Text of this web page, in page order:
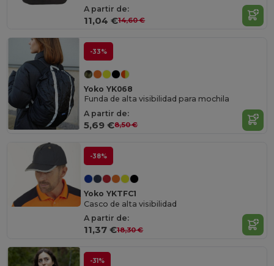
A partir de:
11,04 €14,60 €
-33%
Yoko YK068
Funda de alta visibilidad para mochila
A partir de:
5,69 €8,50 €
-38%
Yoko YKTFC1
Casco de alta visibilidad
A partir de:
11,37 €18,30 €
-31%